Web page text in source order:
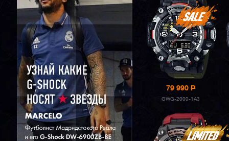
CASIO EDIFICE
CITIZEN
SEIKO
ORIENT
79 990P
GWG-2000-1A3